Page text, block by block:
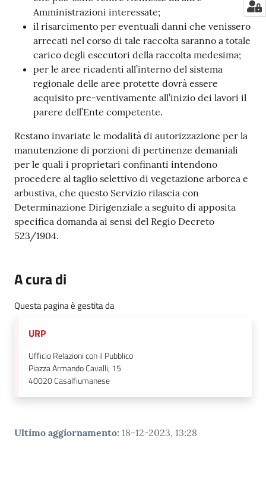
Amministrazioni interessate;
il risarcimento per eventuali danni che venissero
arrecati nel corso di tale raccolta saranno a totale
carico degli esecutori della raccolta medesima;
per le aree ricadenti all’interno del sistema
regionale delle aree protette dovrà essere
acquisito pre-ventivamente all’inizio dei lavori il
parere dell’Ente competente.
Restano invariate le modalità di autorizzazione per la
manutenzione di porzioni di pertinenze demaniali
per le quali i proprietari confinanti intendono
procedere al taglio selettivo di vegetazione arborea e
arbustiva, che questo Servizio rilascia con
Determinazione Dirigenziale a seguito di apposita
specifica domanda ai sensi del Regio Decreto
523/1904.
A cura di
Questa pagina è gestita da
URP
Ufficio Relazioni con il Pubblico
Piazza Armando Cavalli, 15
40020Casalfiumanese
Ultimo aggiornamento: 18-12-2023, 13:28